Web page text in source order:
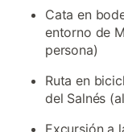
Cata en
entorno de
persona)
Ruta en
del Salnés
Excursión a